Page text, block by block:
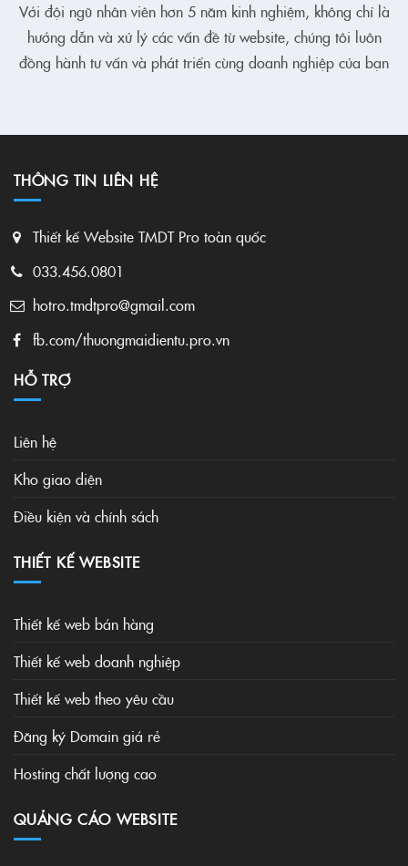
Với đội ngũ nhân viên hơn 5 năm kinh nghiệm, không chỉ là
hướng dẫn và xử lý các vấn đề từ website, chúng tôi luôn
đồng hành tư vấn và phát triển cùng doanh nghiệp của bạn
THÔNG TIN LIÊN HỆ
Thiết kế Website TMDT Pro toàn quốc
033.456.0801
hotro.tmdtpro@gmail.com
fb.com/thuongmaidientu.pro.vn
HỖ TRỢ
Liên hệ
Kho giao diện
Điều kiện và chính sách
THIẾT KẾ WEBSITE
Thiết kế web bán hàng
Thiết kế web doanh nghiệp
Thiết kế web theo yêu cầu
Đăng ký Domain giá rẻ
Hosting chất lượng cao
QUẢNG CÁO WEBSITE